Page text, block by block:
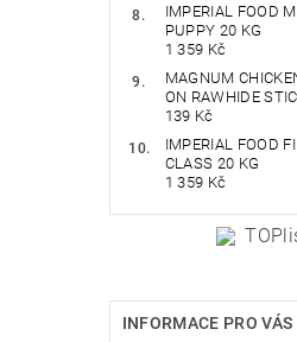
IMPERIAL FOOD
PUPPY 20 KG
1 359 Kč
MAGNUM
ON RAWHIDE
139 Kč
IMPERIAL FOOD
CLASS 20 KG
1 359 Kč
INFORMACE PRO VÁS